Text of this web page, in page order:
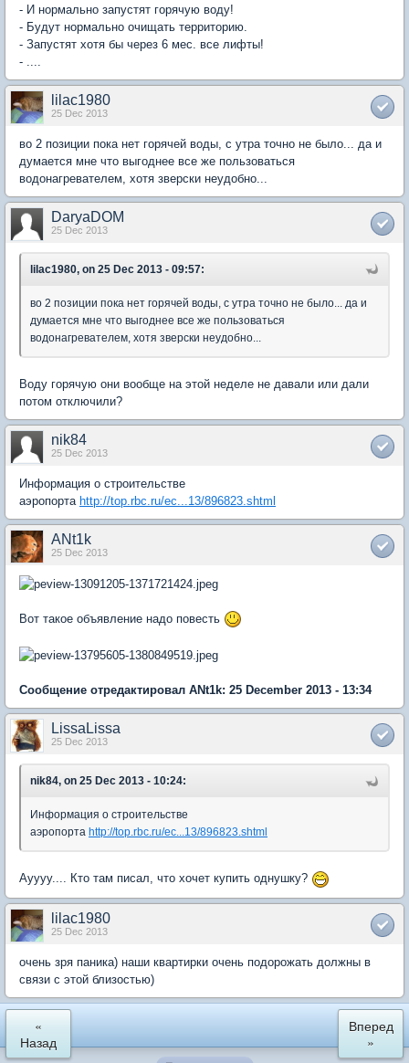
- И нормально запустят горячую воду!
- Будут нормально очищать территорию.
- Запустят хотя бы через 6 мес. все лифты!
- ....
lilac1980
25 Dec 2013
во 2 позиции пока нет горячей воды, с утра точно не было... да и
думается мне что выгоднее все же пользоваться
водонагревателем, хотя зверски неудобно...
DaryaDOM
25 Dec 2013
lilac1980, on 25 Dec 2013 - 09:57:
во 2 позиции пока нет горячей воды, с утра точно не было... да и
думается мне что выгоднее все же пользоваться
водонагревателем, хотя зверски неудобно...
Воду горячую они вообще на этой неделе не давали или дали
потом отключили?
nik84
25 Dec 2013
Информация о строительстве
аэропорта http://top.rbc.ru/ec...13/896823.shtml
ANt1k
25 Dec 2013
Вот такое объявление надо повесть
Сообщение отредактировал ANt1k: 25 December 2013 - 13:34
LissaLissa
25 Dec 2013
nik84, on 25 Dec 2013 - 10:24:
Информация о строительстве
аэропорта http://top.rbc.ru/ec...13/896823.shtml
Ауууу.... Кто там писал, что хочет купить однушку?
lilac1980
25 Dec 2013
очень зря паника) наши квартирки очень подорожать должны в
связи с этой близостью)
«
Назад
Вперед
»